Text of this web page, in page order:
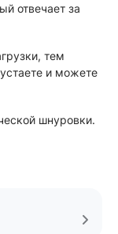
отвечает за
тем
и можете
шнуровки.